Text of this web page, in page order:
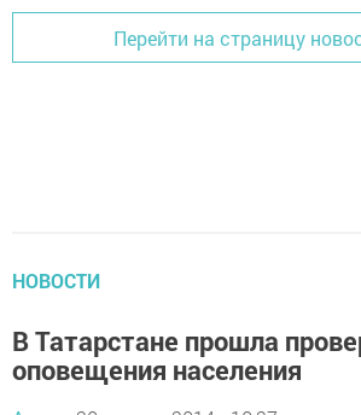
Перейти на страницу
НОВОСТИ
В Татарстане прошла
оповещения населения